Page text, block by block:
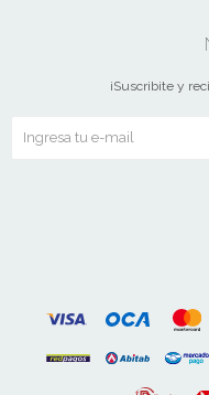
¡Suscribite y